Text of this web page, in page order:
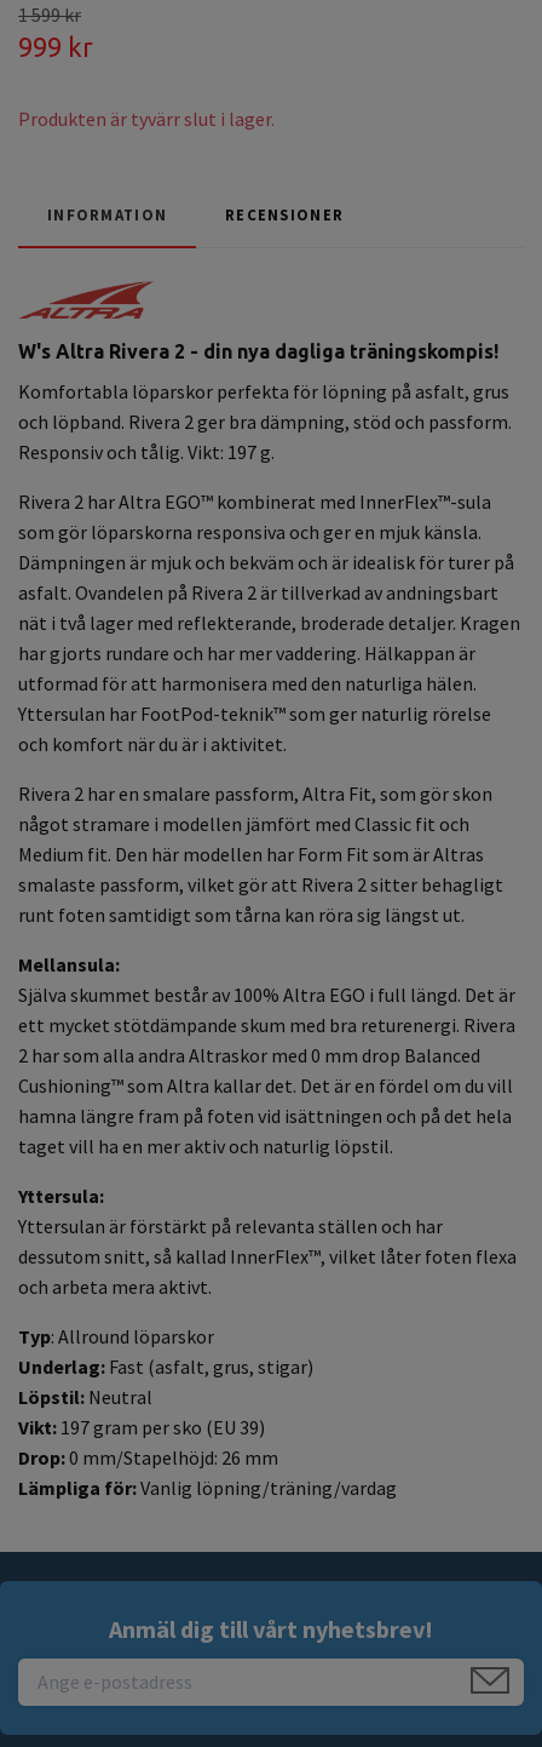
1 599 kr
999 kr
Produkten är tyvärr slut i lager.
INFORMATION RECENSIONER
W's Altra Rivera 2 - din nya dagliga träningskompis!
Komfortabla löparskor perfekta för löpning på asfalt, grus
och löpband. Rivera 2 ger bra dämpning, stöd och passform.
Responsiv och tålig. Vikt: 197 g.
Rivera 2 har Altra EGO™ kombinerat med InnerFlex™-sula
som gör löparskorna responsiva och ger en mjuk känsla.
Dämpningen är mjuk och bekväm och är idealisk för turer på
asfalt. Ovandelen på Rivera 2 är tillverkad av andningsbart
nät i två lager med reflekterande, broderade detaljer. Kragen
har gjorts rundare och har mer vaddering. Hälkappan är
utformad för att harmonisera med den naturliga hälen.
Yttersulan har FootPod-teknik™ som ger naturlig rörelse
och komfort när du är i aktivitet.
Rivera 2 har en smalare passform, Altra Fit, som gör skon
något stramare i modellen jämfört med Classic fit och
Medium fit. Den här modellen har Form Fit som är Altras
smalaste passform, vilket gör att Rivera 2 sitter behagligt
runt foten samtidigt som tårna kan röra sig längst ut.
Mellansula:
Själva skummet består av 100% Altra EGO i full längd. Det är
ett mycket stötdämpande skum med bra returenergi. Rivera
2 har som alla andra Altraskor med 0 mm drop Balanced
Cushioning™ som Altra kallar det. Det är en fördel om du vill
hamna längre fram på foten vid isättningen och på det hela
taget vill ha en mer aktiv och naturlig löpstil.
Yttersula:
Yttersulan är förstärkt på relevanta ställen och har
dessutom snitt, så kallad InnerFlex™, vilket låter foten flexa
och arbeta mera aktivt.
Typ: Allround löparskor
Underlag: Fast (asfalt, grus, stigar)
Löpstil: Neutral
Vikt: 197 gram per sko (EU 39)
Drop:0 mm/Stapelhöjd: 26 mm
Lämpliga för:Vanlig löpning/träning/vardag
Anmäl dig till vårt nyhetsbrev!